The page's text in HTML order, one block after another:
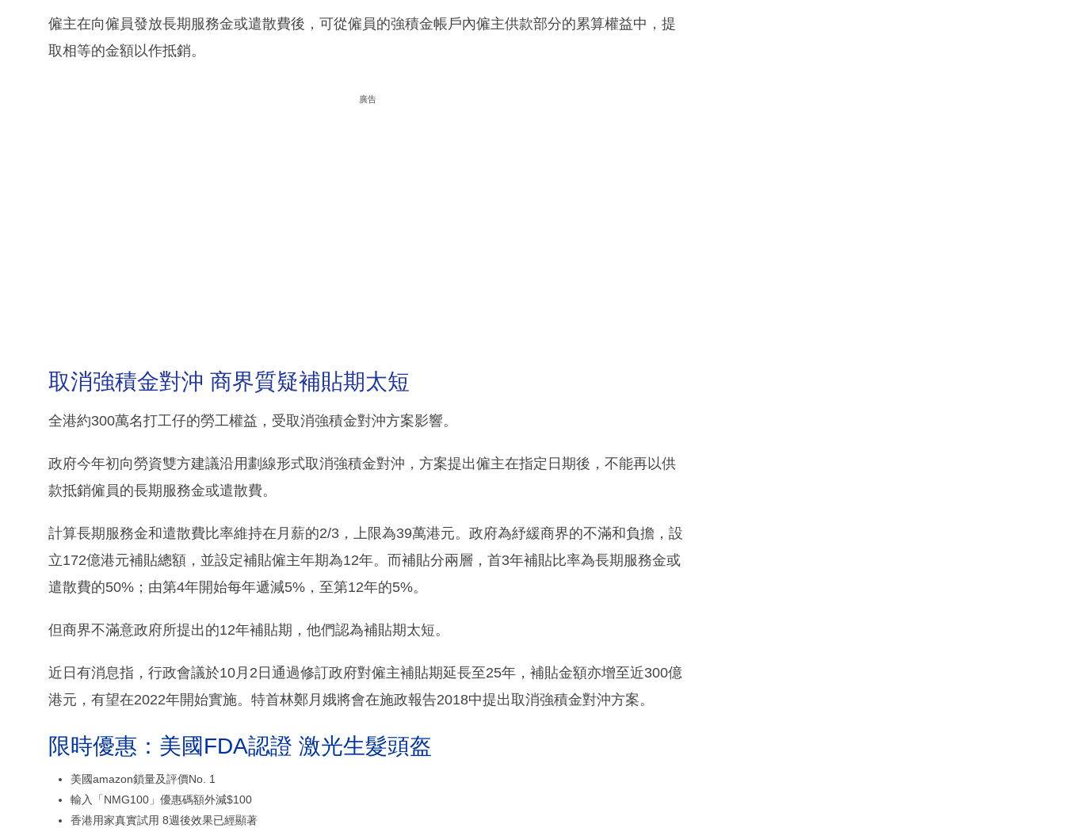
僱主在向僱員發放長期服務金或遣散費後，可從僱員的強積金帳戶內僱主供款部分的累算權益中，提
取相等的金額以作抵銷。
廣告
取消強積金對沖 商界質疑補貼期太短
全港約300萬名打工仔的勞工權益，受取消強積金對沖方案影響。
政府今年初向勞資雙方建議沿用劃線形式取消強積金對沖，方案提出僱主在指定日期後，不能再以供
款抵銷僱員的長期服務金或遣散費。
計算長期服務金和遣散費比率維持在月薪的2/3，上限為39萬港元。政府為紓緩商界的不滿和負擔，設
立172億港元補貼總額，並設定補貼僱主年期為12年。而補貼分兩層，首3年補貼比率為長期服務金或
遣散費的50%；由第4年開始每年遞減5%，至第12年的5%。
但商界不滿意政府所提出的12年補貼期，他們認為補貼期太短。
近日有消息指，行政會議於10月2日通過修訂政府對僱主補貼期延長至25年，補貼金額亦增至近300億
港元，有望在2022年開始實施。特首林鄭月娥將會在施政報告2018中提出取消強積金對沖方案。
限時優惠：美國FDA認證 激光生髮頭盔
美國amazon鎖量及評價No. 1
輸入「NMG100」優惠碼額外減$100
香港用家真實試用 8週後效果已經顯著